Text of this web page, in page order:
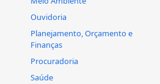
Ouvidoria
Planejamento, Orçamento e
Finanças
Procuradoria
Saúde